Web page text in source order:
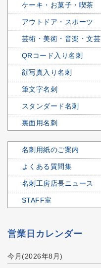
ケーキ・お菓子・喫茶
アウトドア・スポーツ
芸術・美術・音楽・文芸
QRコード入り名刺
顔写真入り名刺
筆文字名刺
スタンダード名刺
裏面用名刺
名刺用紙のご案内
よくある質問集
名刺工房店長ニュース
STAFF室
営業日カレンダー
今月(2026年8月)